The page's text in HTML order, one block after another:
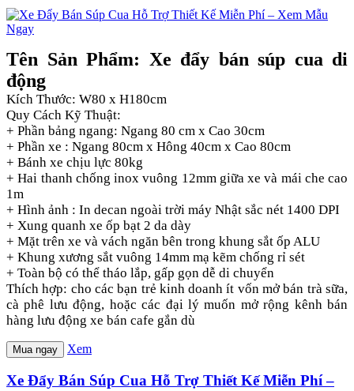
Tên Sản Phẩm: Xe đẩy bán súp cua di
động
Kích Thước: W80 x H180cm
Quy Cách Kỹ Thuật:
+ Phần bảng ngang: Ngang 80 cm x Cao 30cm
+ Phần xe : Ngang 80cm x Hông 40cm x Cao 80cm
+ Bánh xe chịu lực 80kg
+ Hai thanh chống inox vuông 12mm giữa xe và mái che cao
1m
+ Hình ảnh : In decan ngoài trời máy Nhật sắc nét 1400 DPI
+ Xung quanh xe ốp bạt 2 da dày
+ Mặt trên xe và vách ngăn bên trong khung sắt ốp ALU
+ Khung xương sắt vuông 14mm mạ kẽm chống rỉ sét
+ Toàn bộ có thể tháo lắp, gấp gọn dễ di chuyển
Thích hợp: cho các bạn trẻ kinh doanh ít vốn mở bán trà sữa,
cà phê lưu động, hoặc các đại lý muốn mở rộng kênh bán
hàng lưu động xe bán cafe gắn dù
Mua ngay Xem
Xe Đẩy Bán Súp Cua Hỗ Trợ Thiết Kế Miễn Phí –